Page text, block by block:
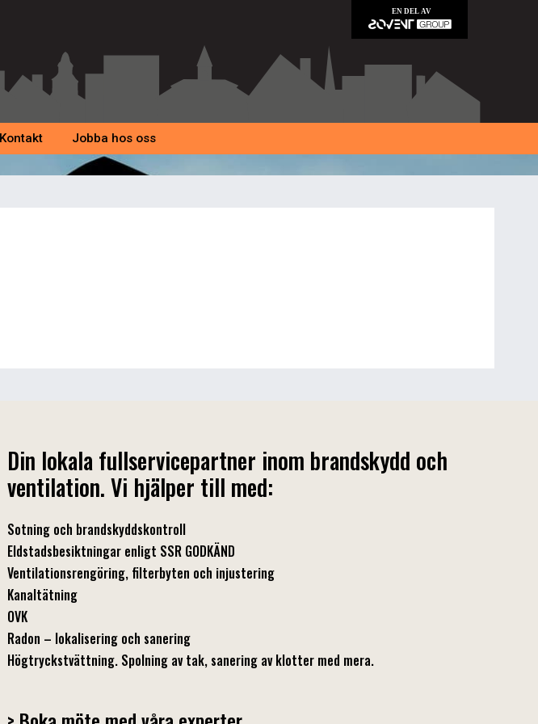
Kontakt Jobba hos oss
Din lokala fullservicepartner inom brandskydd och
ventilation. Vi hjälper till med:
Sotning och brandskyddskontroll
Eldstadsbesiktningar enligt SSR GODKÄND
Ventilationsrengöring, filterbyten och injustering
Kanaltätning
OVK
Radon – lokalisering och sanering
Högtryckstvättning. Spolning av tak, sanering av klotter med mera.